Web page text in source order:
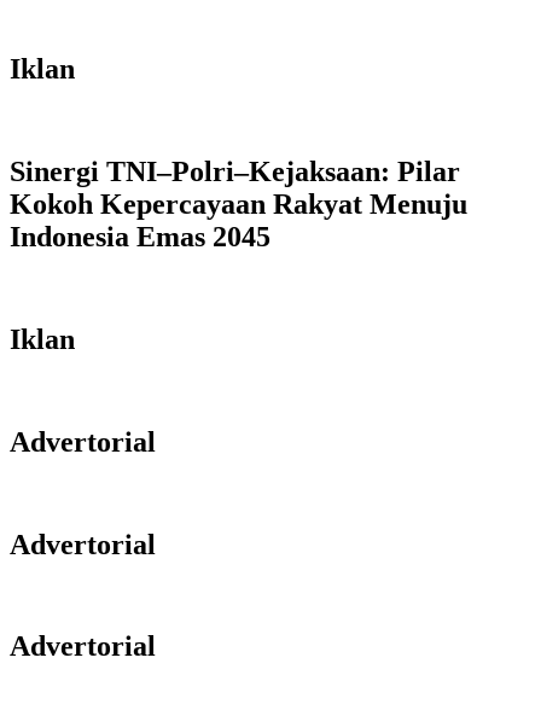
Iklan
Sinergi TNI–Polri–Kejaksaan: Pilar
Kokoh Kepercayaan Rakyat Menuju
Indonesia Emas 2045
Iklan
Advertorial
Advertorial
Advertorial